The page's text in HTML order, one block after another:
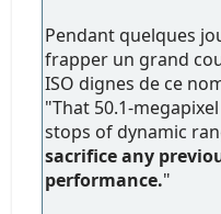
Pendant quelques
frapper un grand
ISO dignes de ce
"That 50.1-
stops of dynamic
sacrifice any
performance."